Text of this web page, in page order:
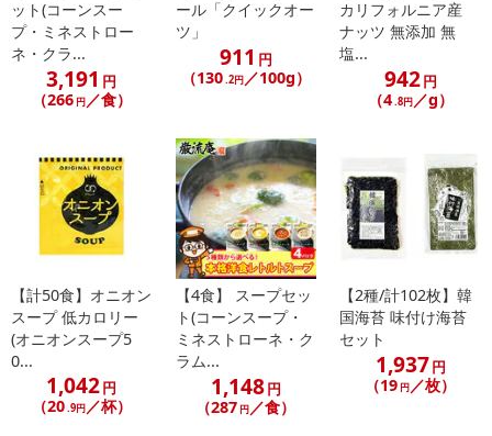
によるお申込み後のキャンセル・返品交換は対応いたしかねます。
【お支払いについて】
※送料はお試し費用に含まれております。
ンクまとめて支払い、楽天ペイ、メルペイ、AEON Pay、Amazon
Payでお支払いの場合、決済のため外部サイトへ遷移します。
※予約商品は決済手段ごとに定められた決済期限日にお支払いを完
了することがございます。ご了承いただいたうえでお申し込みくだ
【配送伝票番号について】
※配送形態がメール便の商品については、商品の発送完了後、配送
伝票番号がマイページに表示されない場合もございます。
【配送日時の指定について】
※配送日時の指定が可能な商品の場合、商品によってご指定できる
ット(コーンスー
プ・ミネストロー
ネ・クラ...
3,191 円
（266 円／食）
ール「クイックオー
ツ」
911 円
（130.2円／100g）
カリフォルニア産
ナッツ 無添加 無
塩...
942円
（4.8円／g）
【計50食】オニオン
スープ 低カロリー
(オニオンスープ5
0...
1,042円
（20.9円／杯）
【4食】 スープセッ
ト(コーンスープ・
ミネストローネ・ク
ラム...
1,148円
（287 円／食）
【2種/計102枚】韓
国海苔 味付け海苔
セット
1,937円
（19 円／枚）